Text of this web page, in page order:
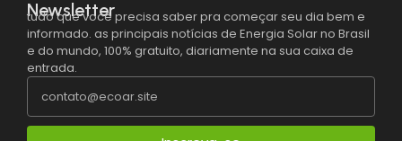
Newsletter
tudo que você precisa saber pra começar seu dia bem e
informado. as principais notícias de Energia Solar no Brasil
e do mundo, 100% gratuito, diariamente na sua caixa de
entrada.